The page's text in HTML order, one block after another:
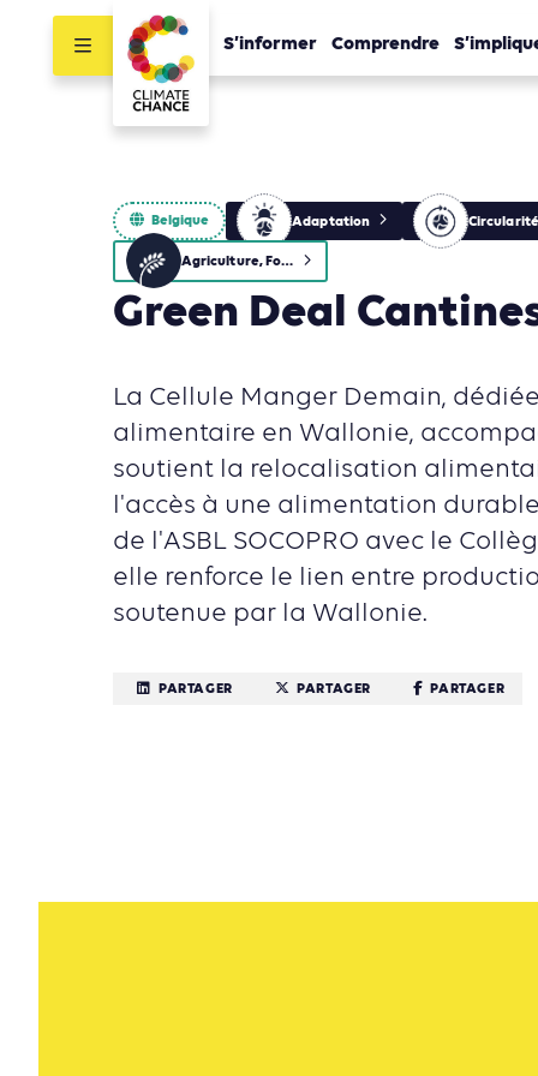
S’informer Comprendre
Belgique Adaptation Circularité
Agriculture, Foresterie et Usages des sols
Green Deal
La Cellule Manger Demain,
alimentaire en Wallonie,
soutient la relocalisation
l'accès à une alimentation
de l'ASBL SOCOPRO avec le
elle renforce le lien entre
soutenue par la Wallonie.
PARTAGER PARTAGER PARTAGER